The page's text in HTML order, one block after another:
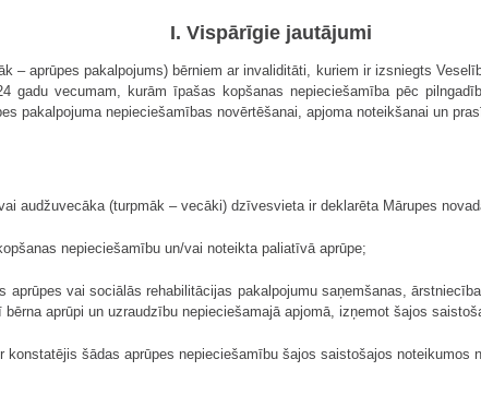
I. Vispārīgie jautājumi
– aprūpes pakalpojums) bērniem ar invaliditāti, kuriem ir izsniegts
vecumam, kurām īpašas kopšanas nepieciešamība pēc
pakalpojuma nepieciešamības novērtēšanai, apjoma noteikšanai un
audžuvecāka (turpmāk – vecāki) dzīvesvieta ir deklarēta Mārupes
nepieciešamību un/vai noteikta paliatīvā aprūpe;
vai sociālās rehabilitācijas pakalpojumu saņemšanas,
aprūpi un uzraudzību nepieciešamajā apjomā, izņemot šajos
šādas aprūpes nepieciešamību šajos saistošajos noteikumos